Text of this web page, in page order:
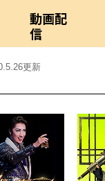
動画配
信
更新